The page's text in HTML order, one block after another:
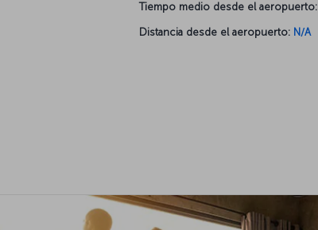
Tiempo medio desde el aeropuerto:
Distancia desde el aeropuerto: N/A